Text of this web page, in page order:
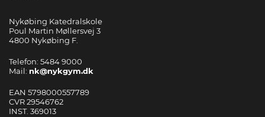
Nykøbing Katedralskole
Poul Martin Møllersvej 3
4800 Nykøbing F.
Telefon: 5484 9000
Mail: nk@nykgym.dk
EAN 5798000557789
CVR 29546762
INST. 369013